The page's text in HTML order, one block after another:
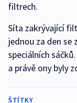
filtrech.
Síta zakrývající
jednou za den se
speciálních
a právě ony byly
ŠTÍTKY